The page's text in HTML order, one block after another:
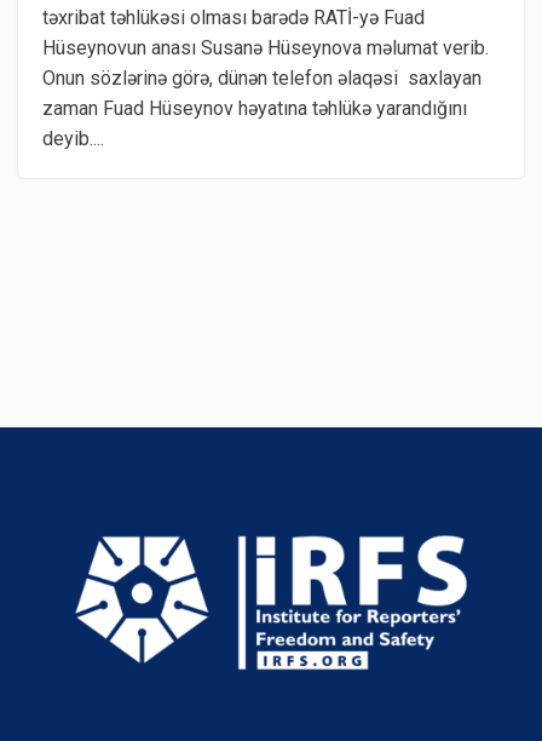
təxribat təhlükəsi olması barədə RATİ-yə Fuad
Hüseynovun anası Susanə Hüseynova məlumat verib.
Onun sözlərinə görə, dünən telefon əlaqəsi saxlayan
zaman Fuad Hüseynov həyatına təhlükə yarandığını
deyib....